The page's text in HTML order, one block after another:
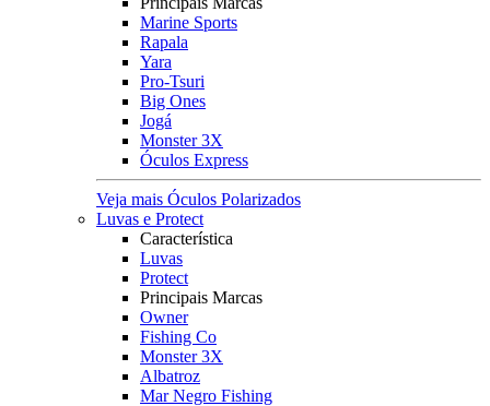
Marine Sports
Rapala
Yara
Pro-Tsuri
Big Ones
Jogá
Monster 3X
Óculos Express
Veja mais Óculos Polarizados
Luvas e Protect
Característica
Luvas
Protect
Principais Marcas
Owner
Fishing Co
Monster 3X
Albatroz
Mar Negro Fishing